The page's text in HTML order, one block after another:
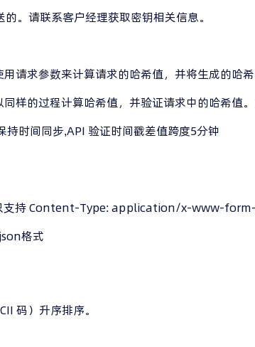
。请联系客户经理获取密钥相关信息。
请求参数来计算请求的哈希值，并将生成的哈
样的过程计算哈希值，并验证请求中的哈希值
时间同步,API 验证时间戳差值跨度5分钟
只支持 Content-Type: application/x-www-
格式
码）升序排序。